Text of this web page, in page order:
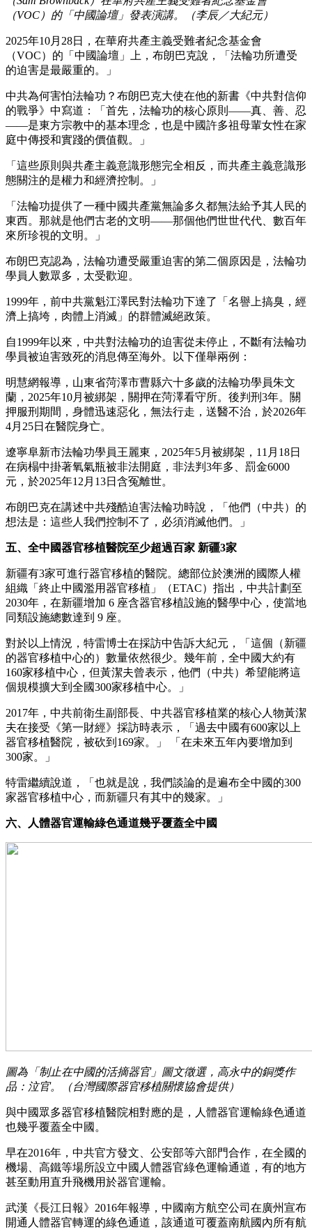
（VOC）的「中國論壇」發表演講。（李辰／大紀元）
2025年10月28日，在華府共產主義受難者紀念基金會
（VOC）的「中國論壇」上，布朗巴克說，「法輪功所遭受
的迫害是最嚴重的。」
中共為何害怕法輪功？布朗巴克大使在他的新書《中共對信仰
的戰爭》中寫道：「首先，法輪功的核心原則——真、善、忍
——是東方宗教中的基本理念，也是中國許多祖母輩女性在家
庭中傳授和實踐的價值觀。」
「這些原則與共產主義意識形態完全相反，而共產主義意識形
態關注的是權力和經濟控制。」
「法輪功提供了一種中國共產黨無論多久都無法給予其人民的
東西。那就是他們古老的文明——那個他們世世代代、數百年
來所珍視的文明。」
布朗巴克認為，法輪功遭受嚴重迫害的第二個原因是，法輪功
學員人數眾多，太受歡迎。
1999年，前中共黨魁江澤民對法輪功下達了「名譽上搞臭，經
濟上搞垮，肉體上消滅」的群體滅絕政策。
自1999年以來，中共對法輪功的迫害從未停止，不斷有法輪功
學員被迫害致死的消息傳至海外。以下僅舉兩例：
明慧網報導，山東省菏澤市曹縣六十多歲的法輪功學員朱文
蘭，2025年10月被綁架，關押在菏澤看守所。後判刑3年。關
押服刑期間，身體迅速惡化，無法行走，送醫不治，於2026年
4月25日在醫院身亡。
遼寧阜新市法輪功學員王麗東，2025年5月被綁架，11月18日
在病榻中掛著氧氣瓶被非法開庭，非法判3年多、罰金6000
元，於2025年12月13日含冤離世。
布朗巴克在講述中共殘酷迫害法輪功時說，「他們（中共）的
想法是：這些人我們控制不了，必須消滅他們。」
五、全中國器官移植醫院至少超過百家 新疆3家
新疆有3家可進行器官移植的醫院。總部位於澳洲的國際人權
組織「終止中國濫用器官移植」（ETAC）指出，中共計劃至
2030年，在新疆增加 6 座含器官移植設施的醫學中心，使當地
同類設施總數達到 9 座。
對於以上情況，特雷博士在採訪中告訴大紀元，「這個（新疆
的器官移植中心的）數量依然很少。幾年前，全中國大約有
160家移植中心，但黃潔夫曾表示，他們（中共）希望能將這
個規模擴大到全國300家移植中心。」
2017年，中共前衛生副部長、中共器官移植業的核心人物黃潔
夫在接受《第一財經》採訪時表示，「過去中國有600家以上
器官移植醫院，被砍到169家。」 「在未來五年內要增加到
300家。」
特雷繼續說道，「也就是說，我們談論的是遍布全中國的300
家器官移植中心，而新疆只有其中的幾家。」
六、人體器官運輸綠色通道幾乎覆蓋全中國
圖為「制止在中國的活摘器官」圖文徵選，高永中的銅獎作
品：泣官。（台灣國際器官移植關懷協會提供）
與中國眾多器官移植醫院相對應的是，人體器官運輸綠色通道
也幾乎覆蓋全中國。
早在2016年，中共官方發文、公安部等六部門合作，在全國的
機場、高鐵等場所設立中國人體器官綠色運輸通道，有的地方
甚至動用直升飛機用於器官運輸。
武漢《長江日報》2016年報導，中國南方航空公司在廣州宣布
開通人體器官轉運的綠色通道，該通道可覆蓋南航國內所有航